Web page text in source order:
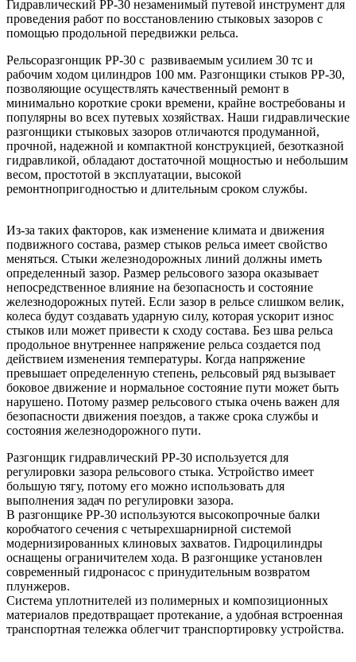
Гидравлический РР-30 незаменимый путевой инструмент для
проведения работ по восстановлению стыковых зазоров с
помощью продольной передвижки рельса.
Рельсоразгонщик РР-30 с развиваемым усилием 30 тс и
рабочим ходом цилиндров 100 мм. Разгонщики стыков РР-30,
позволяющие осуществлять качественный ремонт в
минимально короткие сроки времени, крайне востребованы и
популярны во всех путевых хозяйствах. Наши гидравлические
разгонщики стыковых зазоров отличаются продуманной,
прочной, надежной и компактной конструкцией, безотказной
гидравликой, обладают достаточной мощностью и небольшим
весом, простотой в эксплуатации, высокой
ремонтнопригодностью и длительным сроком службы.
Из-за таких факторов, как изменение климата и движения
подвижного состава, размер стыков рельса имеет свойство
меняться. Стыки железнодорожных линий должны иметь
определенный зазор. Размер рельсового зазора оказывает
непосредственное влияние на безопасность и состояние
железнодорожных путей. Если зазор в рельсе слишком велик,
колеса будут создавать ударную силу, которая ускорит износ
стыков или может привести к сходу состава. Без шва рельса
продольное внутреннее напряжение рельса создается под
действием изменения температуры. Когда напряжение
превышает определенную степень, рельсовый ряд вызывает
боковое движение и нормальное состояние пути может быть
нарушено. Потому размер рельсового стыка очень важен для
безопасности движения поездов, а также срока службы и
состояния железнодорожного пути.
Разгонщик гидравлический РР-30 используется для
регулировки зазора рельсового стыка. Устройство имеет
большую тягу, потому его можно использовать для
выполнения задач по регулировки зазора.
В разгонщике РР-30 используются высокопрочные балки
коробчатого сечения с четырехшарнирной системой
модернизированных клиновых захватов. Гидроцилиндры
оснащены ограничителем хода. В разгонщике установлен
современный гидронасос с принудительным возвратом
плунжеров.
Система уплотнителей из полимерных и композиционных
материалов предотвращает протекание, а удобная встроенная
транспортная тележка облегчит транспортировку устройства.